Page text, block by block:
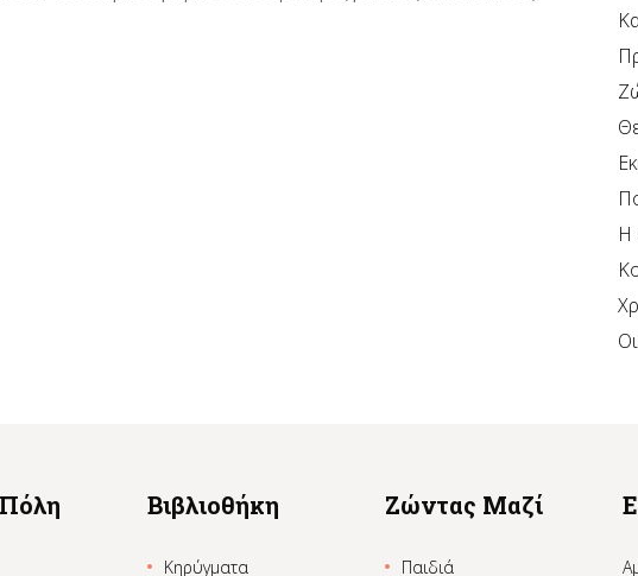
Η
Βιβλιοθήκη
Κηρύγματα
Ζώντας Μαζί
Παιδιά